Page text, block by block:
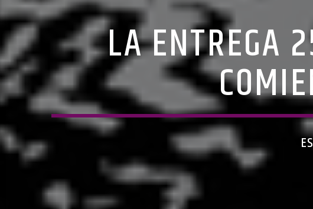
LA ENTREGA